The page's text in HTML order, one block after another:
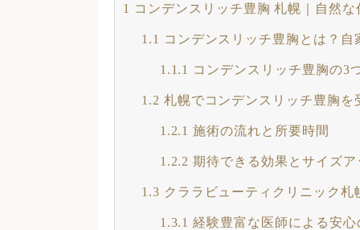
1 コンデンスリッチ豊胸 札幌｜自然
1.1 コンデンスリッチ豊胸とは？
1.1.1 コンデンスリッチ豊胸の3
1.2 札幌でコンデンスリッチ豊胸
1.2.1 施術の流れと所要時間
1.2.2 期待できる効果とサイズ
1.3 クララビューティクリニック
1.3.1 経験豊富な医師による安心